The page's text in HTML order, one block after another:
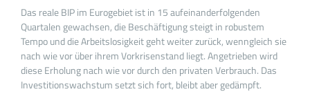
Das reale BIP im Eurogebiet ist in 15 aufeinanderfolgenden
Quartalen gewachsen, die Beschäftigung steigt in robustem
Tempo und die Arbeitslosigkeit geht weiter zurück, wenngleich sie
nach wie vor über ihrem Vorkrisenstand liegt. Angetrieben wird
diese Erholung nach wie vor durch den privaten Verbrauch. Das
Investitionswachstum setzt sich fort, bleibt aber gedämpft.